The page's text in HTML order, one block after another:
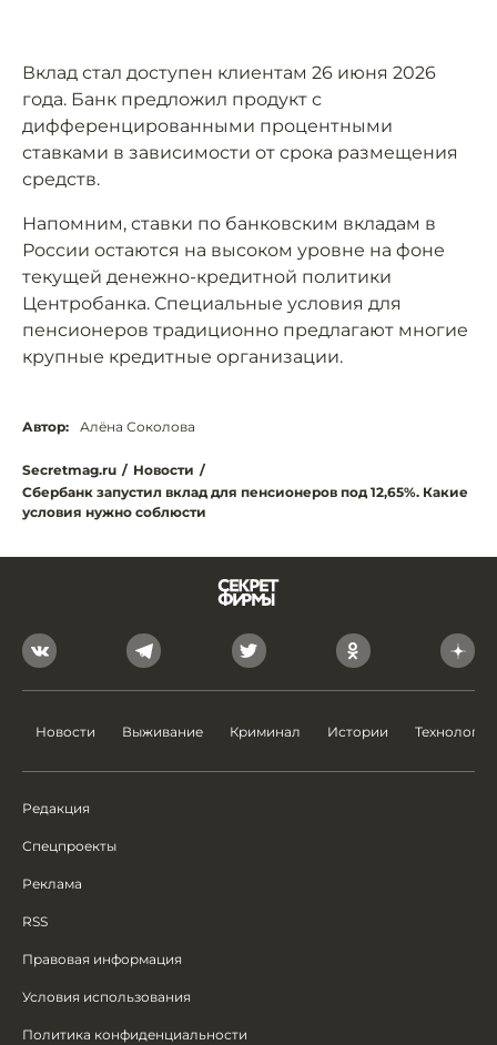
Вклад стал доступен клиентам 26 июня 2026
года. Банк предложил продукт с
дифференцированными процентными
ставками в зависимости от срока размещения
средств.
Напомним, ставки по банковским вкладам в
России остаются на высоком уровне на фоне
текущей денежно-кредитной политики
Центробанка. Специальные условия для
пенсионеров традиционно предлагают многие
крупные кредитные организации.
Автор: Алёна Соколова
Secretmag.ru / Новости /
Сбербанк запустил вклад для пенсионеров под 12,65%. Какие
условия нужно соблюсти
Новости Выживание Криминал Истории Технологии
Редакция
Спецпроекты
Реклама
RSS
Правовая информация
Условия использования
Политика конфиденциальности